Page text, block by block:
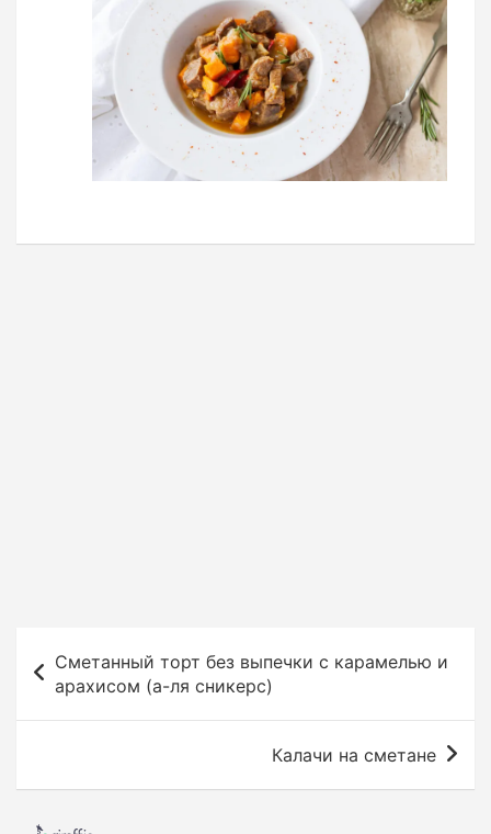
в
г
Сметанный торт без выпечки с карамелью и
арахисом (а-ля сникерс)
Калачи на сметане